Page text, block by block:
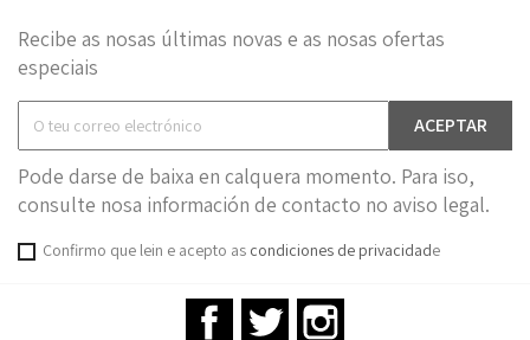
Recibe as nosas últimas novas e as nosas ofertas
especiais
Pode darse de baixa en calquera momento. Para iso,
consulte nosa información de contacto no aviso legal.
Confirmo que lein e acepto as condiciones de privacidade
FacebookTwitter